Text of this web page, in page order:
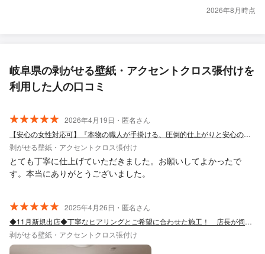
2026年8月時点
岐阜県の剥がせる壁紙・アクセントクロス張付けを
利用した人の口コミ
2026年4月19日・匿名さん
【安心の女性対応可】『本物の職人が手掛ける、圧倒的仕上がりと安心の施工』
剥がせる壁紙・アクセントクロス張付け
とても丁寧に仕上げていただきました。お願いしてよかったで
す。本当にありがとうございました。
2025年4月26日・匿名さん
◆11月新規出店◆丁寧なヒアリングとご希望に合わせた施工！ 店長が伺います！
剥がせる壁紙・アクセントクロス張付け